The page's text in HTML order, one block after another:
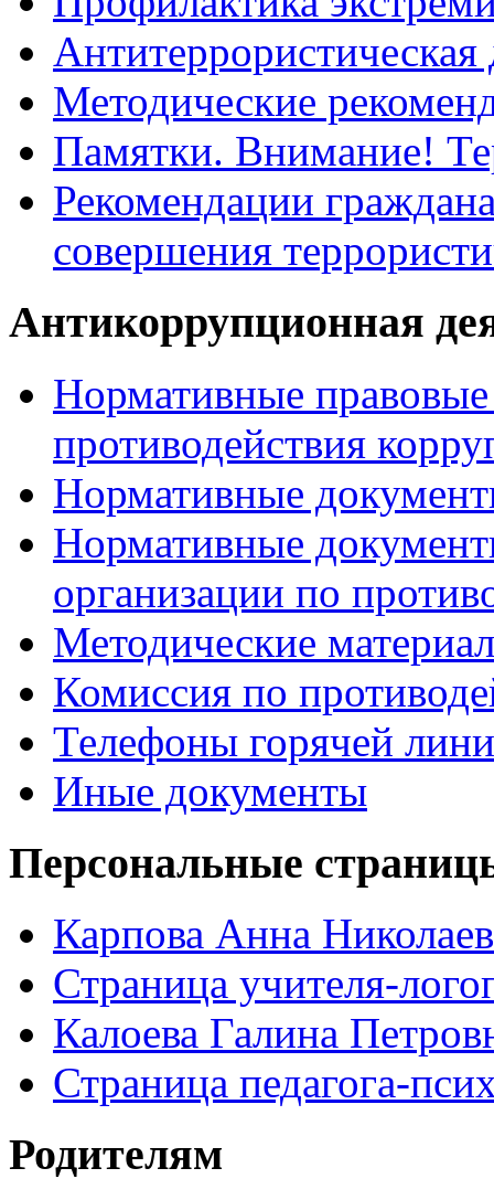
Антитеррористическая
Методические
Памятки. Внимание!
Рекомендации
совершения
Антикоррупционная
Нормативные
противодействия
Нормативные
Нормативные
организации по
Методические
Комиссия по
Телефоны горячей
Иные документы
Персональные
Карпова Анна
Страница учителя-
Калоева Галина
Страница педагога-
Родителям